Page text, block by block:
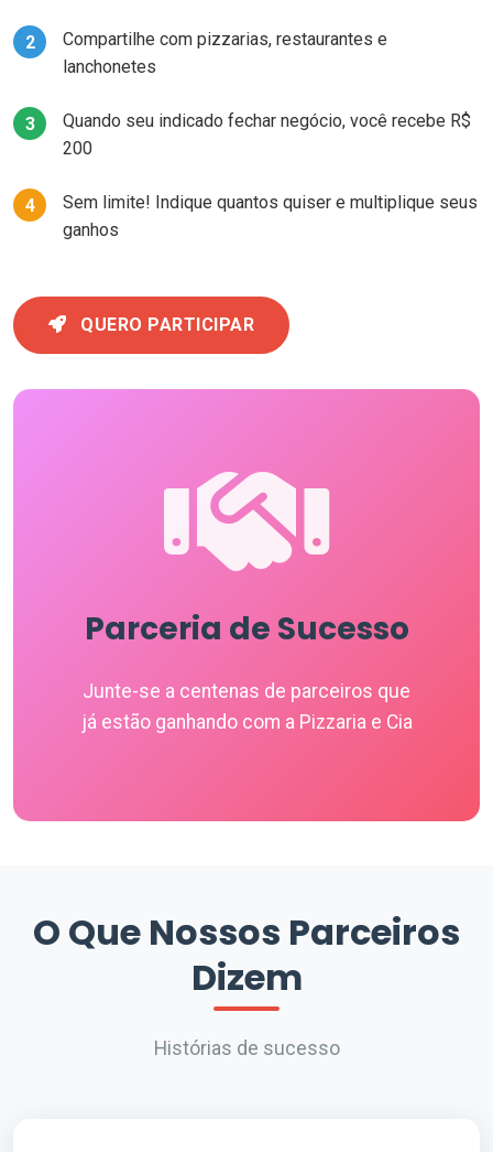
2
Compartilhe com pizzarias, restaurantes e
lanchonetes
3
Quando seu indicado fechar negócio, você recebe R$
200
4
Sem limite! Indique quantos quiser e multiplique seus
ganhos
QUERO PARTICIPAR
Parceria de Sucesso
Junte-se a centenas de parceiros que
já estão ganhando com a Pizzaria e Cia
O Que Nossos Parceiros
Dizem
Histórias de sucesso